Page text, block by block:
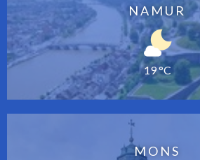
NAMUR
19 °C
MONS